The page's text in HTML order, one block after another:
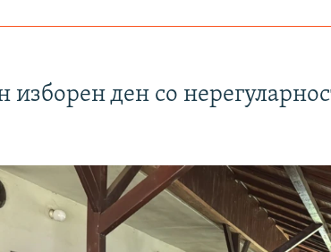
изборен ден со